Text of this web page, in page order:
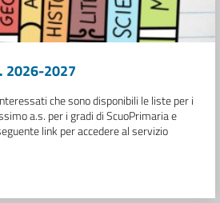
2026-2027
che sono disponibili le liste per i
a.s. per i gradi di ScuoPrimaria e
link per accedere al servizio